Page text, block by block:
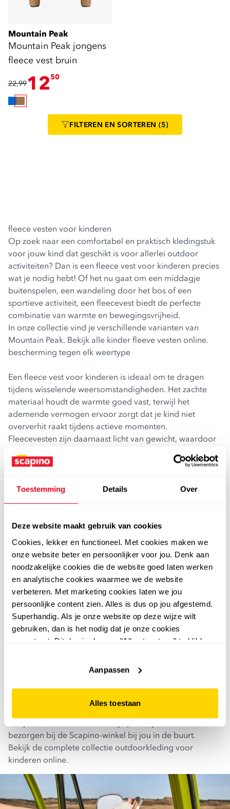
Toestemming Details Over
Deze website maakt gebruik van cookies
Cookies, lekker en functioneel. Met cookies maken we
onze website beter en persoonlijker voor jou. Denk aan
noodzakelijke cookies die de website goed laten werken
en analytische cookies waarmee we de website
verbeteren. Met marketing cookies laten we jou
persoonlijke content zien. Alles is dus op jou afgestemd.
Superhandig. Als je onze website op deze wijze wilt
gebruiken, dan is het nodig dat je onze cookies
accepteert. Dit doe je door op "Alles toestaan" te klikken.
website niet optimaal functioneert.
Aanpassen
Alles toestaan
Mountain Peak
Mountain Peak jongens
fleece vest bruin
22,991250
FILTEREN EN SORTEREN (5)
fleece vesten voor kinderen
Op zoek naar een comfortabel en praktisch kledingstuk
voor jouw kind dat geschikt is voor allerlei outdoor
activiteiten? Dan is een fleece vest voor kinderen precies
wat je nodig hebt! Of het nu gaat om een middagje
buitenspelen, een wandeling door het bos of een
sportieve activiteit, een fleecevest biedt de perfecte
combinatie van warmte en bewegingsvrijheid.
In onze collectie vind je verschillende varianten van
Mountain Peak. Bekijk alle kinder fleeve vesten online.
bescherming tegen elk weertype
Een fleece vest voor kinderen is ideaal om te dragen
tijdens wisselende weersomstandigheden. Het zachte
materiaal houdt de warmte goed vast, terwijl het
ademende vermogen ervoor zorgt dat je kind niet
oververhit raakt tijdens actieve momenten.
Fleecevesten zijn daarnaast licht van gewicht, waardoor
een outdoor avontuur of gewoon als jas tijdens frisse
fleece vest zorgt ervoor dat je kind comfortabel blijft,
ongeacht het weer.
Fleecevesten zijn niet alleen heerlijk warm, maar komen
van pas tijdens verschillende activiteiten. Zo zijn ze
perfect voor buiten spelen, kamperen, fietsen of
wandelen. Dankzij het lichte en flexibele materiaal
kunnen kinderen zich vrij bewegen, waardoor ze
optimaal kunnen genieten van hun activiteiten.
Bovendien zijn de fleecevesten eenvoudig te combineren
met andere outdoor kledingstukken, zoals softshell
jassen kind kinder outdoor jassen en
regenkleding voor
fleece vest kind online bestellen
Een kinder fleece vest bestel je eenvoudig online bij
Scapino. Binnen enkele dagen wordt je bestelling bij je
bezorgen bij de Scapino-winkel bij jou in de buurt.
Bekijk de complete collectie outdoorkleding voor
kinderen online.